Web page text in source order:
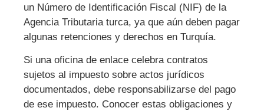
un Número de Identificación Fiscal (NIF) de la
Agencia Tributaria turca, ya que aún deben pagar
algunas retenciones y derechos en Turquía.
Si una oficina de enlace celebra contratos
sujetos al impuesto sobre actos jurídicos
documentados, debe responsabilizarse del pago
de ese impuesto. Conocer estas obligaciones y